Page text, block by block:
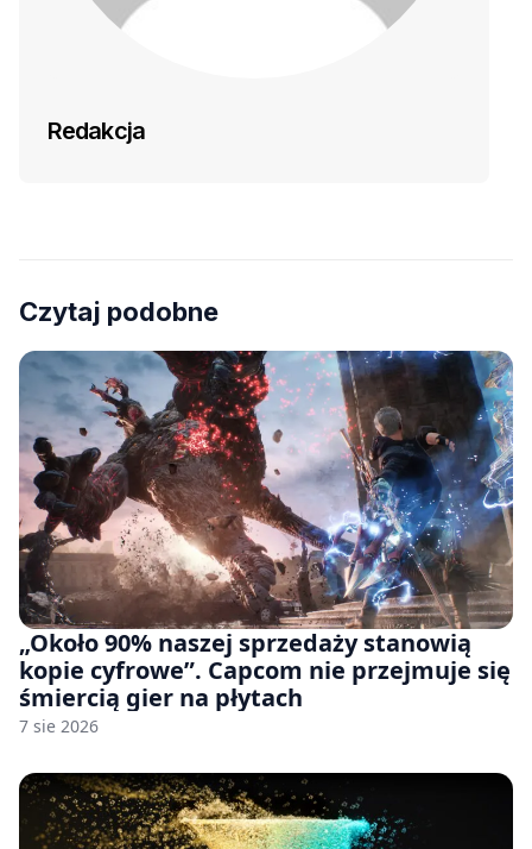
Redakcja
Czytaj podobne
„Około 90% naszej sprzedaży stanowią
kopie cyfrowe”. Capcom nie przejmuje się
śmiercią gier na płytach
7 sie 2026